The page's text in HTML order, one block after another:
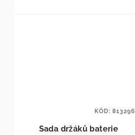
Sada držáků baterie
KÓD:813296